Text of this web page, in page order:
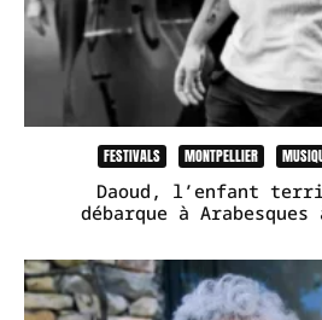
FESTIVALS MONTPELLIER
Daoud, l’enfant
débarque à